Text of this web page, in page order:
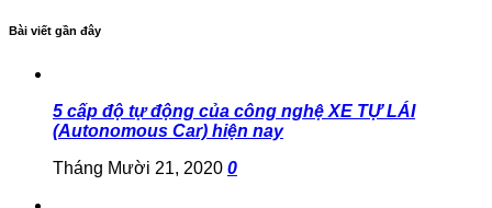
Bài viết gần đây
5 cấp độ tự động của công nghệ XE TỰ LÁI
(Autonomous Car) hiện nay
Tháng Mười 21, 2020 0